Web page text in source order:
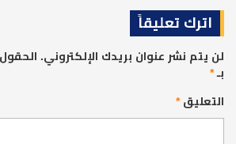
اترك تعليقاً
لن يتم نشر عنوان بريدك الإلكتروني. الحقول
بـ*
التعليق*